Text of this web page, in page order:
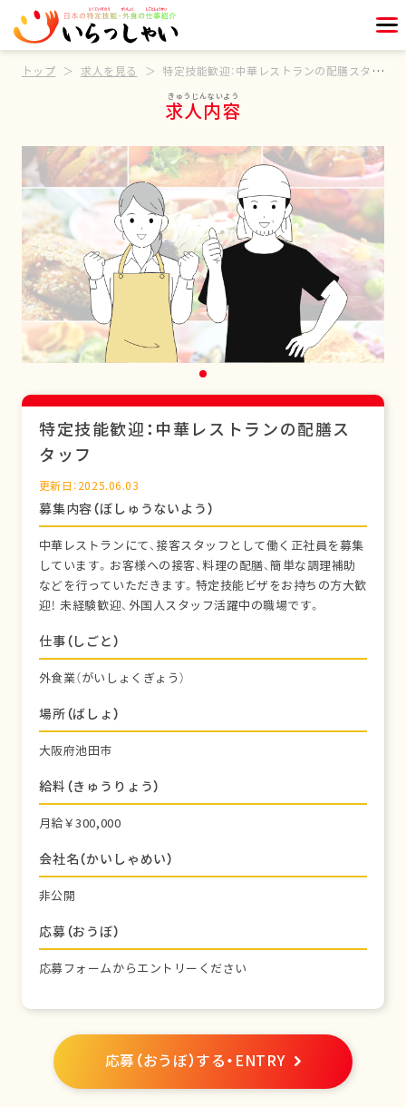
トップ 求人を見る 特定技能歓迎：中華レストランの配膳スタッフ
求人内容
特定技能歓迎：中華レストランの配膳ス
タッフ
更新日：2025.06.03
募集内容（ぼしゅうないよう）
中華レストランにて、接客スタッフとして働く正社員を募集
しています。お客様への接客、料理の配膳、簡単な調理補助
などを行っていただきます。特定技能ビザをお持ちの方大歓
迎！ 未経験歓迎、外国人スタッフ活躍中の職場です。
仕事（しごと）
外食業（がいしょくぎょう）
場所（ばしょ）
大阪府池田市
給料（きゅうりょう）
月給￥300,000
会社名（かいしゃめい）
非公開
応募（おうぼ）
応募フォームからエントリーください
応募（おうぼ）する・ENTRY